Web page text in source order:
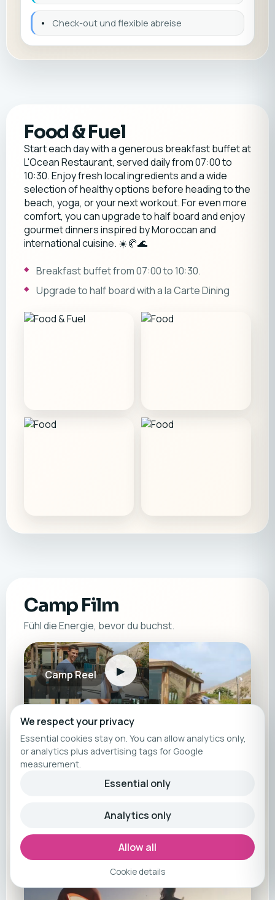
• Check-out und flexible abreise
Food & Fuel
Start each day with a generous breakfast buffet at
L'Ocean Restaurant, served daily from 07:00 to
10:30. Enjoy fresh local ingredients and a wide
selection of healthy options before heading to the
beach, yoga, or your next workout. For even more
comfort, you can upgrade to half board and enjoy
gourmet dinners inspired by Moroccan and
international cuisine. ☀️🥐🌊
Breakfast buffet from 07:00 to 10:30.
Upgrade to half board with a la Carte Dining
Camp Film
Fühl die Energie, bevor du buchst.
Camp Reel ▶
Ganzer Camp Film ▶
We respect your privacy
Essential cookies stay on. You can allow analytics only,
or analytics plus advertising tags for Google
measurement.
Essential only
Analytics only
Allow all
Cookie details